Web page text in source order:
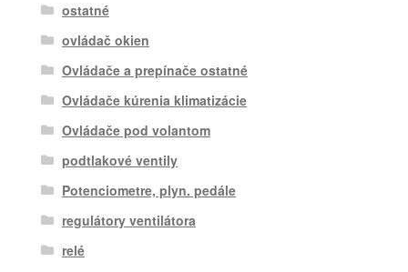
ostatné
ovládač okien
Ovládače a prepínače ostatné
Ovládače kúrenia klimatizácie
Ovládače pod volantom
podtlakové ventily
Potenciometre, plyn. pedále
regulátory ventilátora
relé